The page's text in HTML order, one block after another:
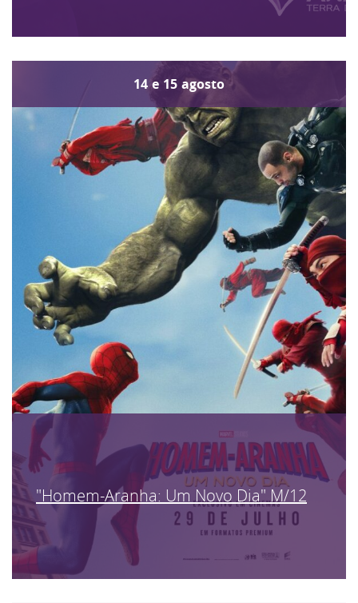
14 e 15 agosto
"Homem-Aranha: Um Novo Dia" M/12